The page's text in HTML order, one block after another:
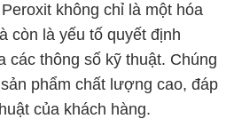
không chỉ là một hóa
còn là yếu tố quyết định
các thông số kỹ thuật. Chúng
phẩm chất lượng cao, đáp
của khách hàng.